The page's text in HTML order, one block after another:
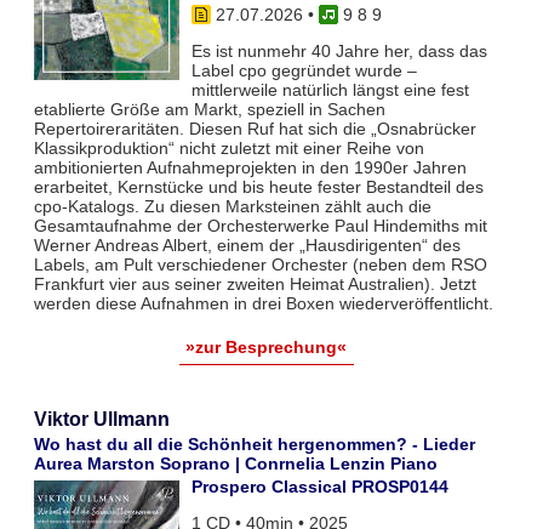
27.07.2026 •
9 8 9
Es ist nunmehr 40 Jahre her, dass das
Label cpo gegründet wurde –
mittlerweile natürlich längst eine fest
etablierte Größe am Markt, speziell in Sachen
Repertoireraritäten. Diesen Ruf hat sich die „Osnabrücker
Klassikproduktion“ nicht zuletzt mit einer Reihe von
ambitionierten Aufnahmeprojekten in den 1990er Jahren
erarbeitet, Kernstücke und bis heute fester Bestandteil des
cpo-Katalogs. Zu diesen Marksteinen zählt auch die
Gesamtaufnahme der Orchesterwerke Paul Hindemiths mit
Werner Andreas Albert, einem der „Hausdirigenten“ des
Labels, am Pult verschiedener Orchester (neben dem RSO
Frankfurt vier aus seiner zweiten Heimat Australien). Jetzt
werden diese Aufnahmen in drei Boxen wiederveröffentlicht.
»zur Besprechung«
Viktor Ullmann
Wo hast du all die Schönheit hergenommen? - Lieder
Aurea Marston Soprano | Conrnelia Lenzin Piano
Prospero Classical PROSP0144
1 CD • 40min • 2025